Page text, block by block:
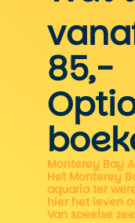
85,-
Monterey Bay
Het Monterey
aquaria ter
hier het leven
Van speelse